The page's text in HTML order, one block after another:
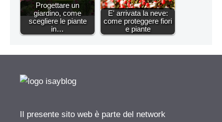
Progettare un
giardino, come
scegliere le piante
in…
E' arrivata la neve:
come proteggere fiori
e piante
Il presente sito web è parte del network